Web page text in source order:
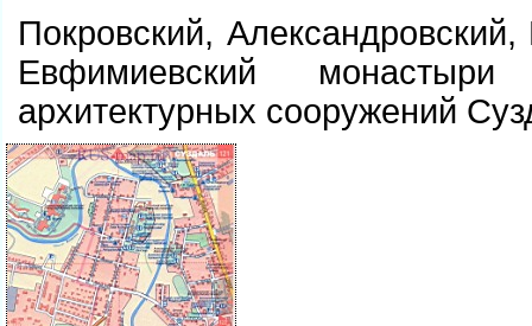
Покровский,
Евфимиевский
архитектурных сооружений